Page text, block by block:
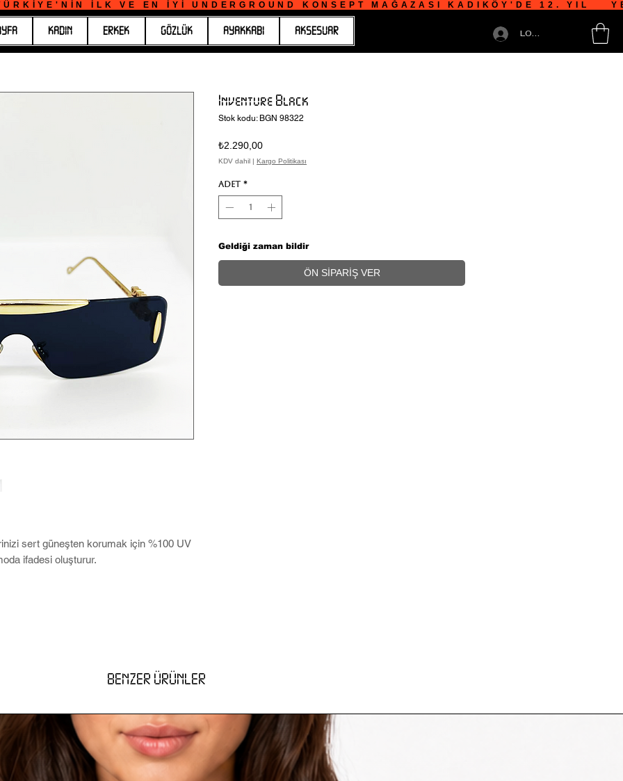
LOGIN
İLK VE EN İYİ UNDERGROUND KONSEPT MAĞAZASI KADIKÖY'DE 12. YIL
KADIN ERKEK GÖZLÜK AYAKKABI AKSESUAR
sert güneşten korumak için %100 UV
ifadesi oluşturur.
Inventure Black
Stok kodu: BGN 98322
₺2.290,00Fiyat
KDV dahil | Kargo Politikası
Adet *
Geldiği zaman bildir
ÖN SİPARİŞ VER
BENZER ÜRÜNLER